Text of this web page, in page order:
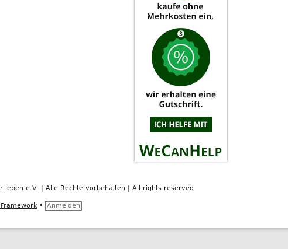
leben e.V. | Alle Rechte vorbehalten | All rights reserved
• Anmelden